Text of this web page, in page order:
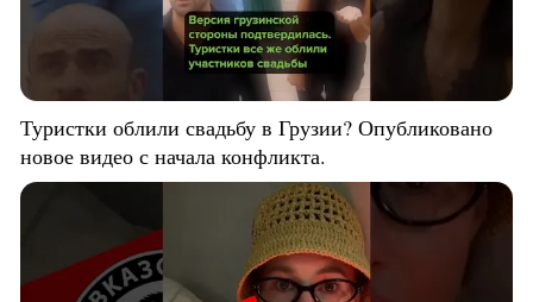
Туристки облили свадьбу в Грузии? Опубликовано
новое видео с начала конфликта.